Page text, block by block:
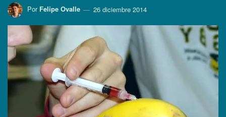
Por Felipe Ovalle 26 diciembre 2014